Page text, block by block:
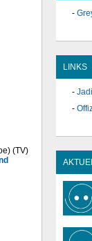
(TV)
LINKS